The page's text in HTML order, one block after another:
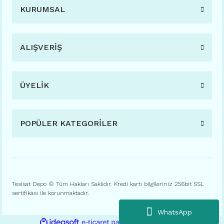
WhatsApp
KURUMSAL
ALIŞVERİŞ
ÜYELİK
POPÜLER KATEGORİLER
Tesisat Depo © Tüm Hakları Saklıdır. Kredi kartı bilgileriniz 256bit SSL
sertifikası ile korunmaktadır.
ideasoft